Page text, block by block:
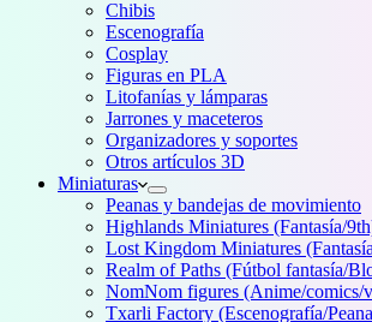
Chibis
Escenografía
Cosplay
Figuras en PLA
Litofanías y lámparas
Jarrones y maceteros
Organizadores y soportes
Otros artículos 3D
Miniaturas
Peanas y bandejas de movimiento
Highlands Miniatures (Fantasía/
Lost Kingdom Miniatures
Realm of Paths (Fútbol fantasía/
NomNom figures (Anime/comics/
Txarli Factory (Escenografía/